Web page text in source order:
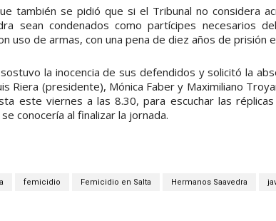
también se pidió que si el Tribunal no considera
sean condenados como partícipes necesarios
uso de armas, con una pena de diez años de prisión
la inocencia de sus defendidos y solicitó la
Riera (presidente), Mónica Faber y Maximiliano
este viernes a las 8.30, para escuchar las
conocería al finalizar la jornada.
femicidio Femicidio en Salta Hermanos Saavedra